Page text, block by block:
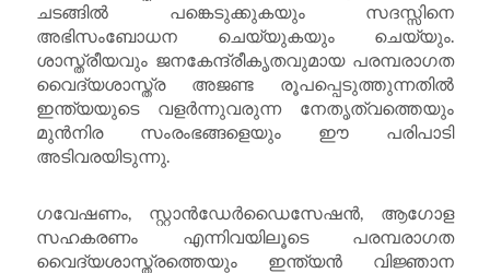
ചടങ്ങിൽ പങ്കെടുക്കുകയും സദസ്സിനെ
അഭിസംബോധന ചെയ്യുകയും ചെയ്യും.
ശാസ്ത്രീയവും ജനകേന്ദ്രീകൃതവുമായ പരമ്പരാഗത
വൈദ്യശാസ്ത്ര അജണ്ട രൂപപ്പെടുത്തുന്നതിൽ
ഇന്ത്യയുടെ വളർന്നുവരുന്ന നേതൃത്വത്തെയും
മുൻനിര സംരംഭങ്ങളെയും ഈ പരിപാടി
അടിവരയിടുന്നു.
ഗവേഷണം, സ്റ്റാൻഡേർഡൈസേഷൻ, ആഗോള
സഹകരണം എന്നിവയിലൂടെ പരമ്പരാഗത
വൈദ്യശാസ്ത്രത്തെയും ഇന്ത്യൻ വിജ്ഞാന